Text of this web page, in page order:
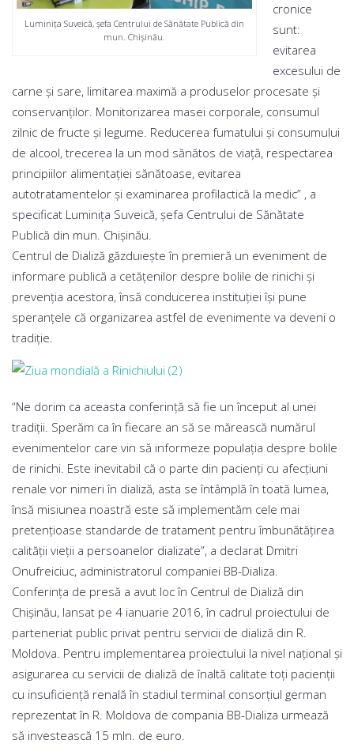
Luminiţa Suveică, şefa Centrului de Sănătate Publică din
mun. Chişinău.
cronice
sunt:
evitarea
excesului de
carne şi sare, limitarea maximă a produselor procesate şi
conservanţilor. Monitorizarea masei corporale, consumul
zilnic de fructe şi legume. Reducerea fumatului şi consumului
de alcool, trecerea la un mod sănătos de viaţă, respectarea
principiilor alimentaţiei sănătoase, evitarea
autotratamentelor şi examinarea profilactică la medic” , a
specificat Luminiţa Suveică, şefa Centrului de Sănătate
Publică din mun. Chişinău.
Centrul de Dializă găzduieşte în premieră un eveniment de
informare publică a cetăţenilor despre bolile de rinichi şi
prevenţia acestora, însă conducerea instituţiei îşi pune
speranţele că organizarea astfel de evenimente va deveni o
tradiţie.
“Ne dorim ca aceasta conferinţă să fie un început al unei
tradiţii. Sperăm ca în fiecare an să se mărească numărul
evenimentelor care vin să informeze populaţia despre bolile
de rinichi. Este inevitabil că o parte din pacienţi cu afecţiuni
renale vor nimeri în dializă, asta se întâmplă în toată lumea,
însă misiunea noastră este să implementăm cele mai
pretenţioase standarde de tratament pentru îmbunătăţirea
calităţii vieţii a persoanelor dializate”, a declarat Dmitri
Onufreiciuc, administratorul companiei BB-Dializa.
Conferinţa de presă a avut loc în Centrul de Dializă din
Chişinău, lansat pe 4 ianuarie 2016, în cadrul proiectului de
parteneriat public privat pentru servicii de dializă din R.
Moldova. Pentru implementarea proiectului la nivel naţional şi
asigurarea cu servicii de dializă de înaltă calitate toţi pacienţii
cu insuficienţă renală în stadiul terminal consorţiul german
reprezentat în R. Moldova de compania BB-Dializa urmează
să investească 15 mln. de euro.